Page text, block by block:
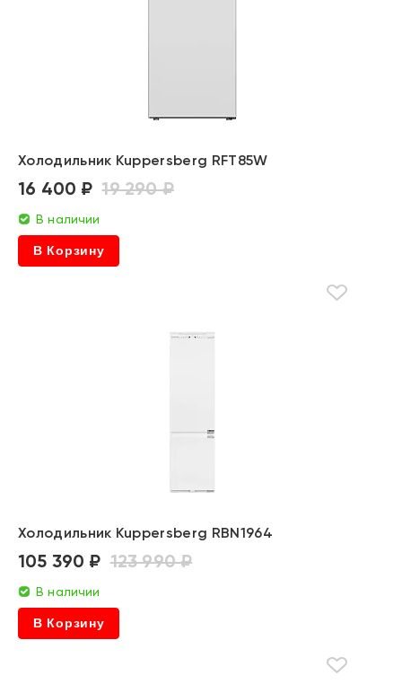
Холодильник Kuppersberg RFT85W
16 400 ₽ 19 290 ₽
В наличии
В Корзину
Холодильник Kuppersberg RBN1964
105 390 ₽ 123 990 ₽
В наличии
В Корзину